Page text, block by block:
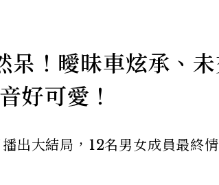
呆！曖昧車炫承、
好可愛！
出大結局，12名男女成員最終